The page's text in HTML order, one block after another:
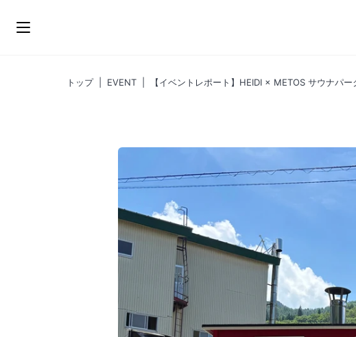
トップ| EVENT 【イベントレポート】HEIDI × METOS サウナパ